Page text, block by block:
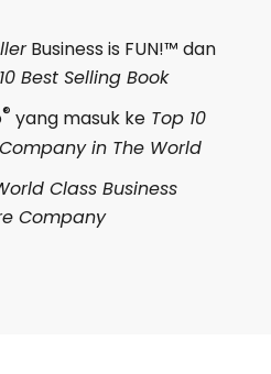
Business is FUN!™ dan
Best Selling Book
® yang masuk ke Top 10
in The World
Class Business
Company